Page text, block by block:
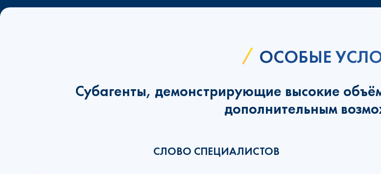
ОСОБЫЕ
Субагенты, демонстрирующие высокие
дополнительным
СЛОВО СПЕЦИАЛИСТОВ